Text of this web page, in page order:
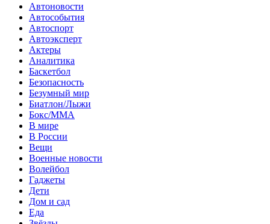
Автоновости
Автособытия
Автоспорт
Автоэксперт
Актеры
Аналитика
Баскетбол
Безопасность
Безумный мир
Биатлон/Лыжи
Бокс/MMA
В мире
В России
Вещи
Военные новости
Волейбол
Гаджеты
Дети
Дом и сад
Еда